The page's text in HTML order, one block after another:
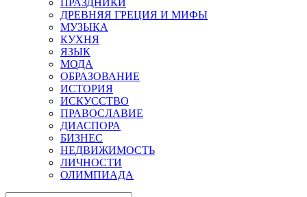
ПРАЗДНИКИ
ДРЕВНЯЯ ГРЕЦИЯ И МИФЫ
МУЗЫКА
КУХНЯ
ЯЗЫК
МОДА
ОБРАЗОВАНИЕ
ИСТОРИЯ
ИСКУССТВО
ПРАВОСЛАВИЕ
ДИАСПОРА
БИЗНЕС
НЕДВИЖИМОСТЬ
ЛИЧНОСТИ
ОЛИМПИАДА